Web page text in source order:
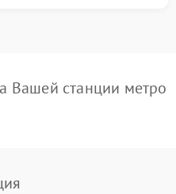
Вашей станции метро